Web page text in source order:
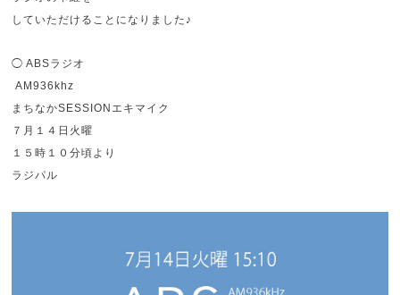
していただけることになりました♪
◯ ABSラジオ
AM936khz
まちなかSESSIONエキマイク
７月１４日火曜
１５時１０分頃より
ラジパル